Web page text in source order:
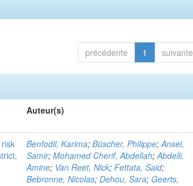
précédente 1 suivante
Auteur(s)
Benfodil, Karima;Büscher, Philippe;Ansel,
Samir;Mohamed Cherif, Abdellah;Abdelli,
Amine; Van Reet, Nick;Fettata, Said;
Bebronne, Nicolas;Dehou, Sara; Geerts,